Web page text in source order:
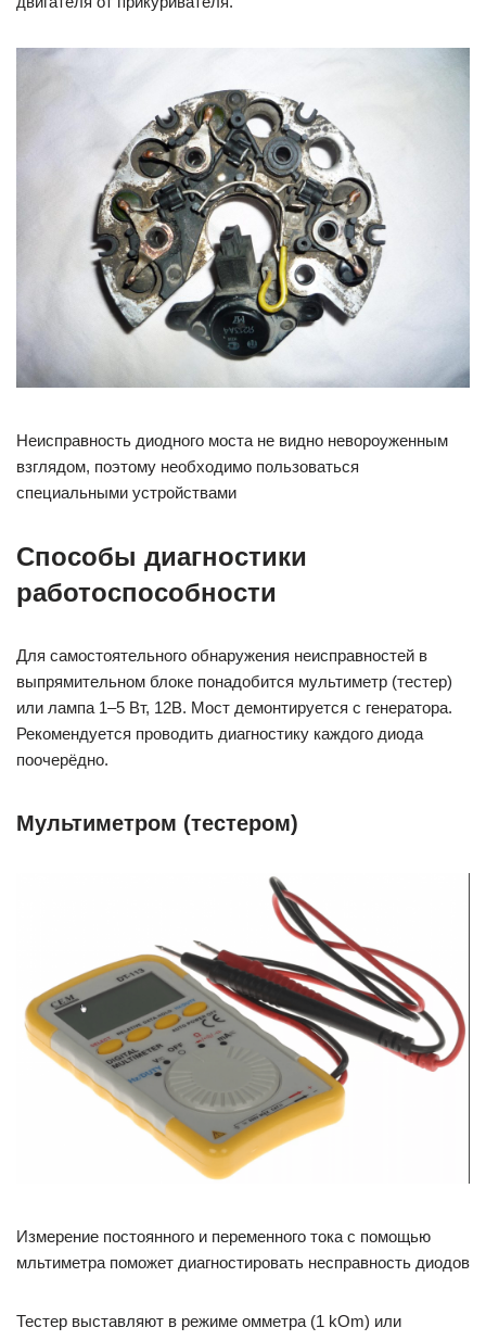
Неисправность диодного моста не видно невороуженным
взглядом, поэтому необходимо пользоваться
специальными устройствами
Способы диагностики
работоспособности
Для самостоятельного обнаружения неисправностей в
выпрямительном блоке понадобится мультиметр (тестер)
или лампа 1–5 Вт, 12В. Мост демонтируется с генератора.
Рекомендуется проводить диагностику каждого диода
поочерёдно.
Мультиметром (тестером)
Измерение постоянного и переменного тока с помощью
мльтиметра поможет диагностировать несправность диодов
Тестер выставляют в режиме омметра (1 kOm) или